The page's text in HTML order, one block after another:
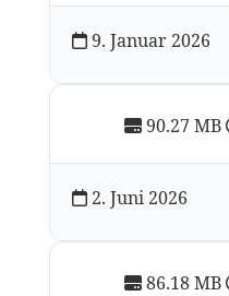
86.18 MB
90.27 MB
2. Juni 2026
9. Januar 2026